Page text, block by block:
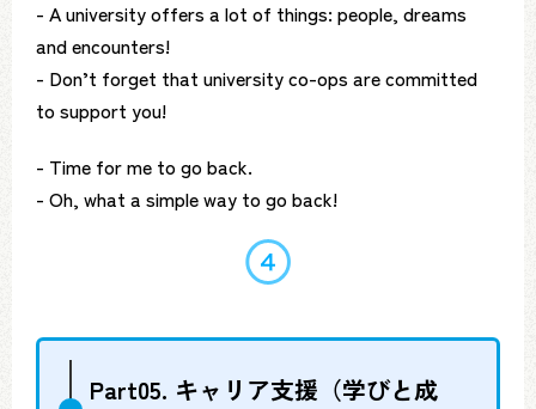
- A university offers a lot of things: people, dreams
and encounters!
- Don’t forget that university co-ops are committed
to support you!
- Time for me to go back.
- Oh, what a simple way to go back!
Part05. キャリア支援（学びと成